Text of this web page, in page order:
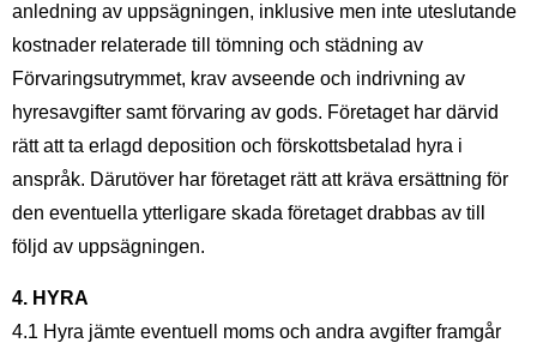
anledning av uppsägningen, inklusive men inte uteslutande
kostnader relaterade till tömning och städning av
Förvaringsutrymmet, krav avseende och indrivning av
hyresavgifter samt förvaring av gods. Företaget har därvid
rätt att ta erlagd deposition och förskottsbetalad hyra i
anspråk. Därutöver har företaget rätt att kräva ersättning för
den eventuella ytterligare skada företaget drabbas av till
följd av uppsägningen.
4. HYRA
4.1 Hyra jämte eventuell moms och andra avgifter framgår